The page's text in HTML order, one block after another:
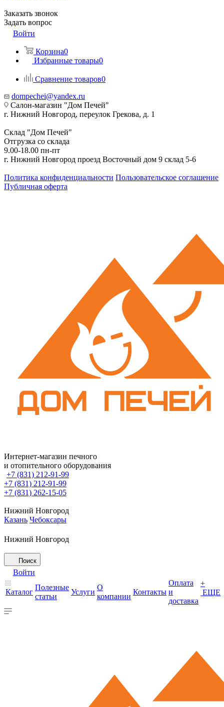
Заказать звонок
Задать вопрос
Войти
Корзина0
Избранные товары0
Сравнение товаров0
dompechei@yandex.ru
Салон-магазин "Дом Печей"
г. Нижний Новгород, переулок Грекова, д. 1
Склад "Дом Печей"
Отгрузка со склада
9.00-18.00 пн-пт
г. Нижний Новгород проезд Восточный дом 9 склад 5-6
Политика конфиденциальности Пользовательское соглашение
Публичная оферта
Интернет-магазин печного
и отопительного оборудования
+7 (831) 212-91-99
+7 (831) 212-91-99
+7 (831) 262-15-05
Нижний Новгород
Казань Чебоксары
Нижний Новгород
Поиск
Войти
Каталог
Полезные
статьи
Услуги
О
компании
Контакты
Оплата
и
доставка
+
ЕЩЕ